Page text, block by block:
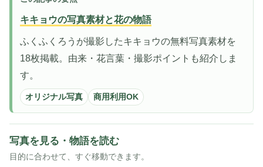
キキョウの写真素材と花の物語
ふくふくろうが撮影したキキョウの無料写真素材を
18枚掲載。由来・花言葉・撮影ポイントも紹介しま
す。
オリジナル写真 商用利用OK
写真を見る・物語を読む
目的に合わせて、すぐ移動できます。